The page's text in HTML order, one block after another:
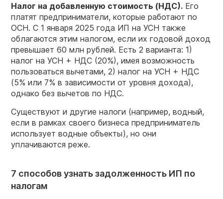
Налог на добавленную стоимость (НДС). Его
платят предприниматели, которые работают по
ОСН. С 1 января 2025 года ИП на УСН также
облагаются этим налогом, если их годовой доход
превышает 60 млн рублей. Есть 2 варианта: 1)
налог на УСН + НДС (20%), имея возможность
пользоваться вычетами, 2) налог на УСН + НДС
(5% или 7% в зависимости от уровня дохода),
однако без вычетов по НДС.
Существуют и другие налоги (например, водный,
если в рамках своего бизнеса предприниматель
использует водные объекты), но они
уплачиваются реже.
7 способов узнать задолженность ИП по
налогам